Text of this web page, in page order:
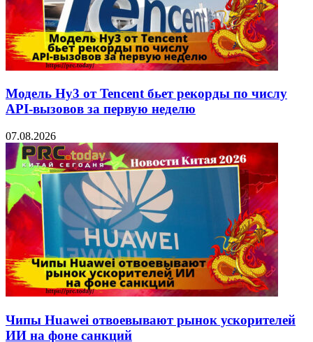
Модель Hy3 от Tencent бьет рекорды по числу
API-вызовов за первую неделю
07.08.2026
Чипы Huawei отвоевывают рынок ускорителей
ИИ на фоне санкций